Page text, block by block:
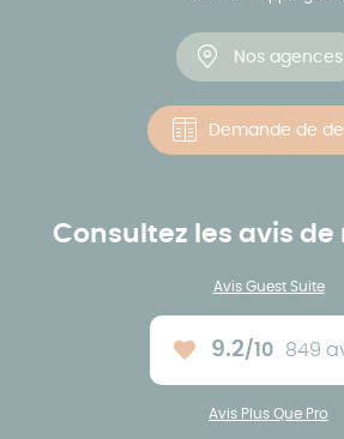
Nos agences
Demande de
Consultez les avis de
Avis Guest Suite
Note moyenne :
9.2/10 849
Avis Plus Que Pro